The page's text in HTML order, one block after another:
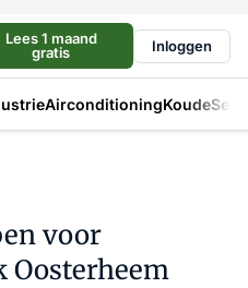
Lees 1 maand
gratis
Inloggen
AirconditioningKoude
voor